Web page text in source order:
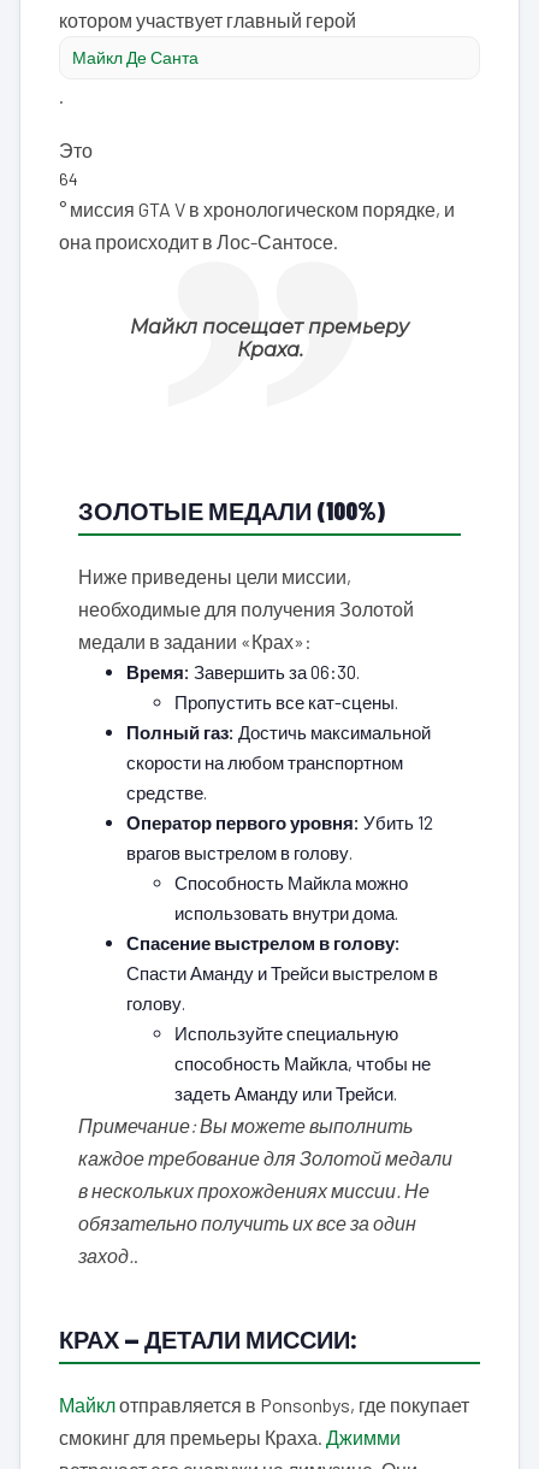
котором участвует главный герой
Майкл Де Санта
.
Это
64
° миссия GTA V в хронологическом порядке, и
она происходит в Лос-Сантосе.
Майкл посещает премьеру
Краха.
ЗОЛОТЫЕ МЕДАЛИ (100%)
Ниже приведены цели миссии,
необходимые для получения Золотой
медали в задании «Крах»:
Время: Завершить за 06:30.
Пропустить все кат-сцены.
Полный газ: Достичь максимальной
скорости на любом транспортном
средстве.
Оператор первого уровня: Убить 12
врагов выстрелом в голову.
Способность Майкла можно
использовать внутри дома.
Спасение выстрелом в голову:
Спасти Аманду и Трейси выстрелом в
голову.
Используйте специальную
способность Майкла, чтобы не
задеть Аманду или Трейси.
Примечание: Вы можете выполнить
каждое требование для Золотой медали
в нескольких прохождениях миссии. Не
обязательно получить их все за один
заход..
КРАХ — ДЕТАЛИ МИССИИ:
Майклотправляется в Ponsonbys, где покупает
смокинг для премьеры Краха. Джимми